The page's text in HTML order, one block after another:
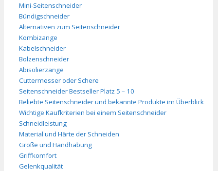
Mini-Seitenschneider
Bündigschneider
Alternativen zum Seitenschneider
Kombizange
Kabelschneider
Bolzenschneider
Abisolierzange
Cuttermesser oder Schere
Seitenschneider Bestseller Platz 5 – 10
Beliebte Seitenschneider und bekannte Produkte im Überblick
Wichtige Kaufkriterien bei einem Seitenschneider
Schneidleistung
Material und Härte der Schneiden
Größe und Handhabung
Griffkomfort
Gelenkqualität